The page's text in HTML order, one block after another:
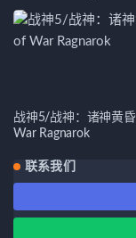
战神5/战神：诸神黄
War Ragnarok
联系我们